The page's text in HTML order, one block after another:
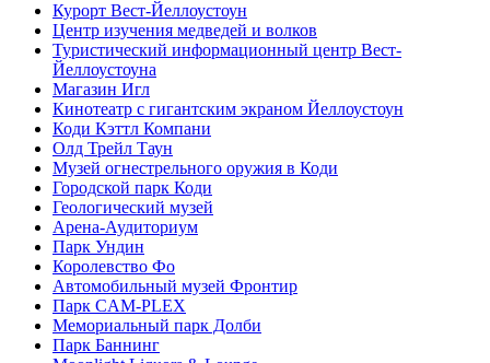
Курорт Вест-Йеллоустоун
Центр изучения медведей и волков
Туристический информационный центр Вест-
Йеллоустоуна
Магазин Игл
Кинотеатр с гигантским экраном Йеллоустоун
Коди Кэттл Компани
Олд Трейл Таун
Музей огнестрельного оружия в Коди
Городской парк Коди
Геологический музей
Арена-Аудиториум
Парк Ундин
Королевство Фо
Автомобильный музей Фронтир
Парк CAM-PLEX
Мемориальный парк Долби
Парк Баннинг